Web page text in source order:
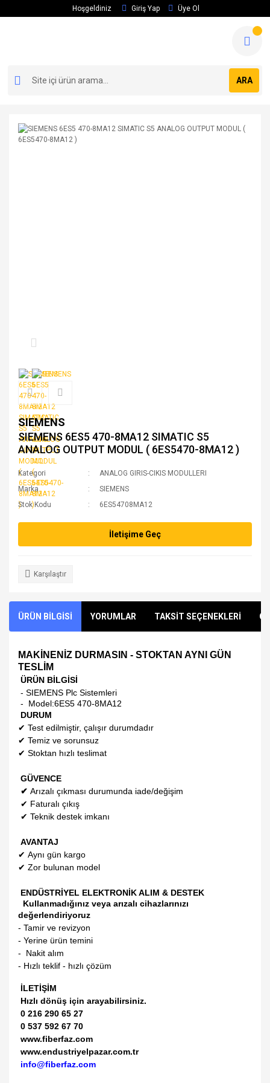
Hoşgeldiniz Giriş Yap Üye Ol
ARA
SIEMENS
SIEMENS 6ES5 470-8MA12 SIMATIC S5
ANALOG OUTPUT MODUL ( 6ES5470-8MA12 )
Kategori
ANALOG GIRIS-CIKIS MODULLERI
Marka
SIEMENS
Stok Kodu
6ES54708MA12
İletişime Geç
Karşılaştır
ÜRÜN BİLGİSİ YORUMLAR TAKSİT SEÇENEKLERİ
MAKİNENİZ DURMASIN - STOKTAN AYNI GÜN
TESLİM
ÜRÜN BİLGİSİ
- SIEMENS Plc Sistemleri
- Model:6ES5 470-8MA12
DURUM
✔ Test edilmiştir, çalışır durumdadır
✔ Temiz ve sorunsuz
✔ Stoktan hızlı teslimat
GÜVENCE
✔ Arızalı çıkması durumunda iade/değişim
✔ Faturalı çıkış
✔ Teknik destek imkanı
AVANTAJ
✔ Aynı gün kargo
✔ Zor bulunan model
ENDÜSTRİYEL ELEKTRONİK ALIM & DESTEK
Kullanmadığınız veya arızalı cihazlarınızı
değerlendiriyoruz
- Tamir ve revizyon
- Yerine ürün temini
- Nakit alım
- Hızlı teklif - hızlı çözüm
İLETİŞİM
Hızlı dönüş için arayabilirsiniz.
0 216 290 65 27
0 537 592 67 70
www.fiberfaz.com
www.endustriyelpazar.com.tr
info@fiberfaz.com